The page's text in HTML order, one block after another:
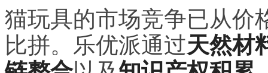
猫玩具的市场竞争已从价
比拼。乐优派通过天然材